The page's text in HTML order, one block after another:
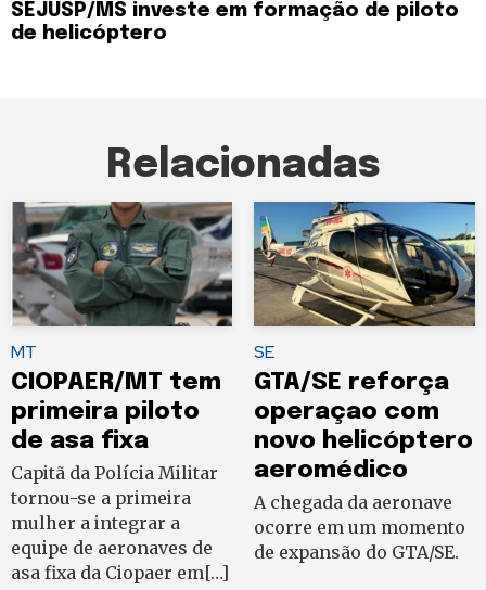
SEJUSP/MS investe em formação de piloto
de helicóptero
Relacionadas
MT
CIOPAER/MT tem
primeira piloto
de asa fixa
Capitã da Polícia Militar
tornou-se a primeira
mulher a integrar a
equipe de aeronaves de
asa fixa da Ciopaer em[…]
SE
GTA/SE reforça
operaçao com
novo helicóptero
aeromédico
A chegada da aeronave
ocorre em um momento
de expansão do GTA/SE.